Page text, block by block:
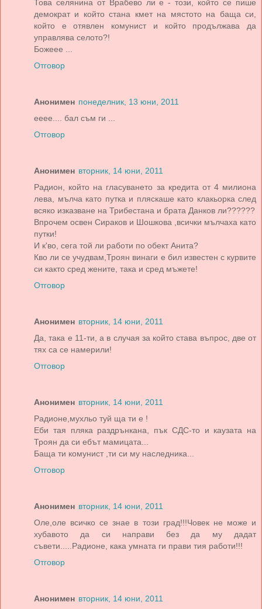
Това селянина от Врабево ли е - този, който се пише
демократ и който стана кмет на мястото на баща си,
който е отявлен комунист и който продължава да
управлява селото?!
Божеее ...
Отговор
Анонимен понеделник, 13 юни, 2011
ееее.... бал съм ги ...
Отговор
Анонимен вторник, 14 юни, 2011
Радион, който на гласуването за кредита от 4 милиона
лева, мълча като путка и пляскаше като клакьорка след
всяко изказване на Трибестана и брата Данков ли??????
Впрочем освен Сираков и Шошкова ,всички мълчаха като
путки!
И к'во, сега той ли работи по обект Анита?
Кво ли се учудвам,Троян винаги е бил известен с курвите
си както сред жените, така и сред мъжете!
Отговор
Анонимен вторник, 14 юни, 2011
Да, така е 11-ти, а в случая за който става въпрос, две от
тях са се намерили!
Отговор
Анонимен вторник, 14 юни, 2011
Радионе,мухльо туй ща ти е !
Еби тая пляка раздрънкана, пък СДС-то и каузата на
Троян да си ебът мамицата...
Баща ти комунист ,ти си му наследника...
Отговор
Анонимен вторник, 14 юни, 2011
Оле,оле всичко се знае в този град!!!Човек не може и
хубавото да си направи без да му дадат
съвети.....Радионе, кака умната ги прави тия работи!!!
Отговор
Анонимен вторник, 14 юни, 2011